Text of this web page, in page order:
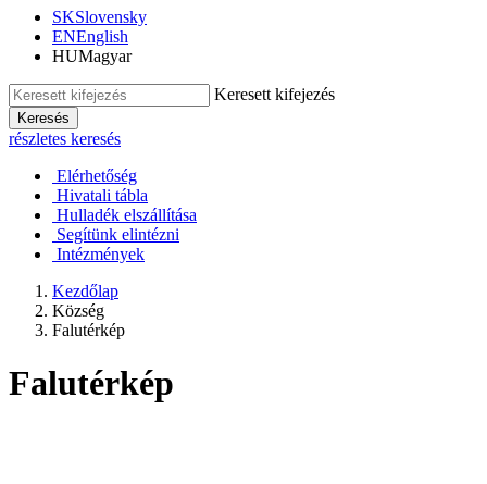
SKSlovensky
ENEnglish
HUMagyar
Keresett kifejezés
Keresés
részletes keresés
Elérhetőség
Hivatali tábla
Hulladék elszállítása
Segítünk elintézni
Intézmények
Kezdőlap
Község
Falutérkép
Falutérkép